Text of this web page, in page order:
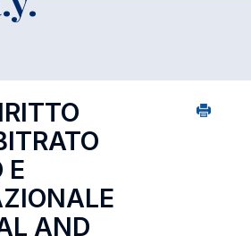
E
AND